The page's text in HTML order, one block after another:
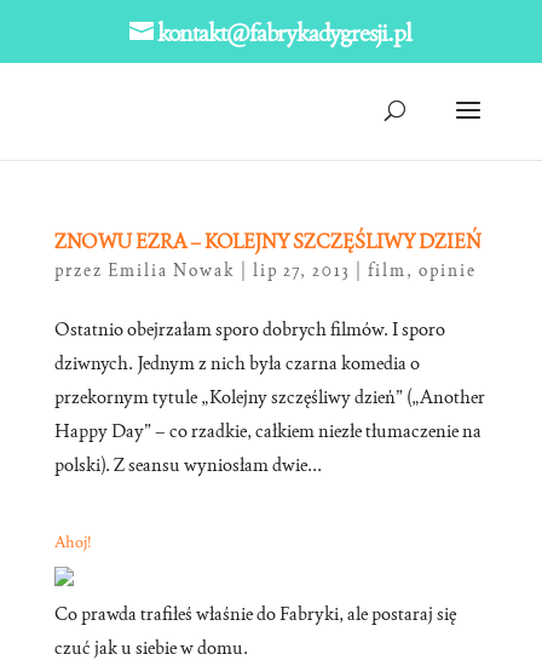
kontakt@fabrykadygresji.pl
ZNOWU EZRA – KOLEJNY SZCZĘŚLIWY DZIEŃ
przez Emilia Nowak lip 27, 2013 film, opinie
Ostatnio obejrzałam sporo dobrych filmów. I sporo
dziwnych. Jednym z nich była czarna komedia o
przekornym tytule „Kolejny szczęśliwy dzień” („Another
Happy Day” – co rzadkie, całkiem niezłe tłumaczenie na
polski). Z seansu wyniosłam dwie...
Ahoj!
Co prawda trafiłeś właśnie do Fabryki, ale postaraj się
czuć jak u siebie w domu.